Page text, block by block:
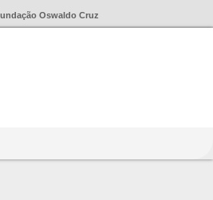
Oswaldo Cruz